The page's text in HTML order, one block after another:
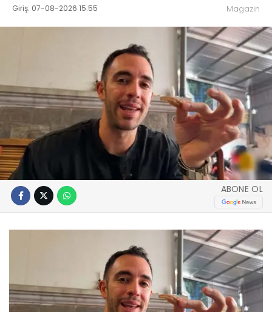
Giriş: 07-08-2026 15:55 Magazin
ABONE OL